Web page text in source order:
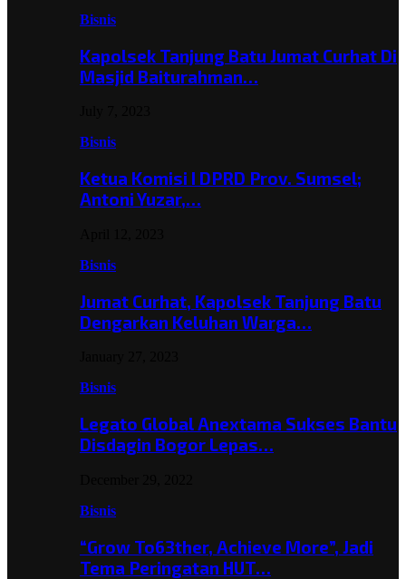
Bisnis
Kapolsek Tanjung Batu Jumat Curhat Di
Masjid Baiturahman…
Bisnis
Ketua Komisi I DPRD Prov. Sumsel;
Antoni Yuzar,…
Bisnis
Jumat Curhat, Kapolsek Tanjung Batu
Dengarkan Keluhan Warga…
Bisnis
Legato Global Anextama Sukses Bantu
Disdagin Bogor Lepas…
Bisnis
“Grow To63ther, Achieve More”, Jadi
Tema Peringatan HUT…